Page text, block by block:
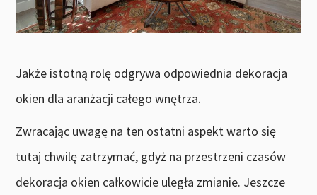
Jakże istotną rolę odgrywa odpowiednia dekoracja
okien dla aranżacji całego wnętrza.
Zwracając uwagę na ten ostatni aspekt warto się
tutaj chwilę zatrzymać, gdyż na przestrzeni czasów
dekoracja okien całkowicie uległa zmianie. Jeszcze